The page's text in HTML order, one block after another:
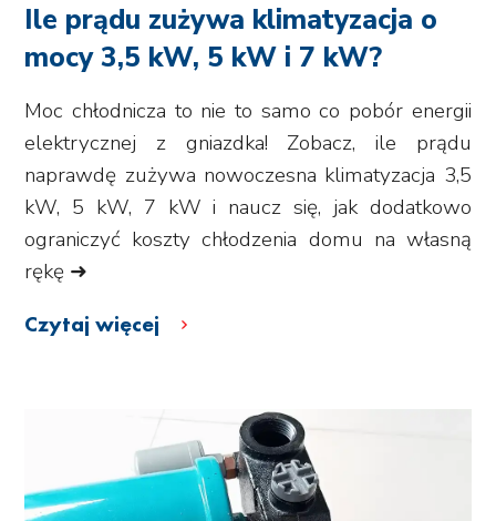
Ile prądu zużywa klimatyzacja o
mocy 3,5 kW, 5 kW i 7 kW?
Moc chłodnicza to nie to samo co pobór energii
elektrycznej z gniazdka! Zobacz, ile prądu
naprawdę zużywa nowoczesna klimatyzacja 3,5
kW, 5 kW, 7 kW i naucz się, jak dodatkowo
ograniczyć koszty chłodzenia domu na własną
rękę ➜
Czytaj więcej